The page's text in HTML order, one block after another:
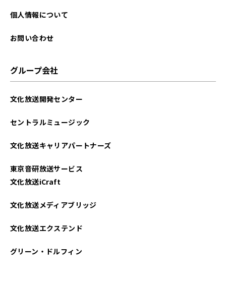
個人情報について
お問い合わせ
グループ会社
文化放送開発センター
セントラルミュージック
文化放送キャリアパートナーズ
東京音研放送サービス
文化放送iCraft
文化放送メディアブリッジ
文化放送エクステンド
グリーン・ドルフィン